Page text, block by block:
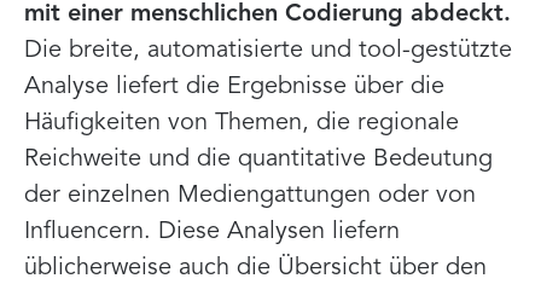
mit einer menschlichen Codierung abdeckt.
Die breite, automatisierte und tool-gestützte
Analyse liefert die Ergebnisse über die
Häufigkeiten von Themen, die regionale
Reichweite und die quantitative Bedeutung
der einzelnen Mediengattungen oder von
Influencern. Diese Analysen liefern
üblicherweise auch die Übersicht über den